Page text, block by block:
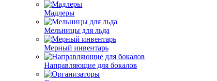
Мадлеры
Мельницы для льда
Мерный инвентарь
Направляющие для бокалов